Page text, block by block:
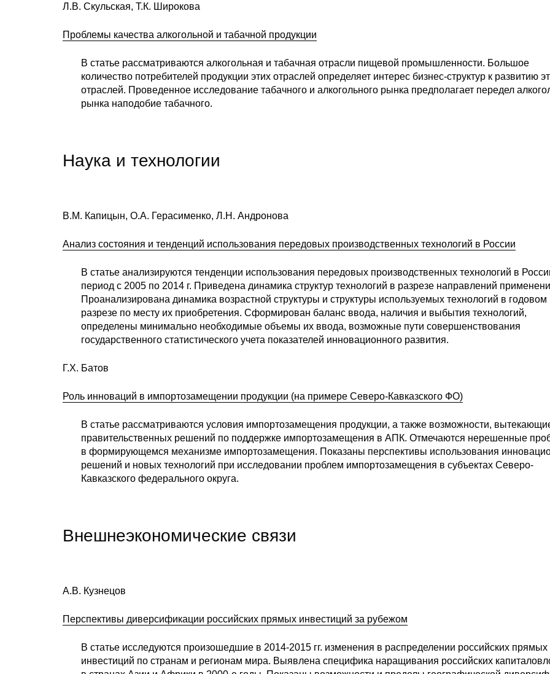
Л.В. Скульская, Т.К. Широкова
Проблемы качества алкогольной и табачной продукции
В статье рассматриваются алкогольная и табачная отрасли пищевой промышленности. Большое
количество потребителей продукции этих отраслей определяет интерес бизнес-структур к развитию
отраслей. Проведенное исследование табачного и алкогольного рынка предполагает передел
рынка наподобие табачного.
Наука и технологии
В.М. Капицын, О.А. Герасименко, Л.Н. Андронова
Анализ состояния и тенденций использования передовых производственных технологий в России
В статье анализируются тенденции использования передовых производственных технологий в
период с 2005 по 2014 г. Приведена динамика структур технологий в разрезе направлений
Проанализирована динамика возрастной структуры и структуры используемых технологий в годовом
разрезе по месту их приобретения. Сформирован баланс ввода, наличия и выбытия технологий,
определены минимально необходимые объемы их ввода, возможные пути совершенствования
государственного статистического учета показателей инновационного развития.
Г.Х. Батов
Роль инноваций в импортозамещении продукции (на примере Северо-Кавказского ФО)
В статье рассматриваются условия импортозамещения продукции, а также возможности,
правительственных решений по поддержке импортозамещения в АПК. Отмечаются нерешенные
в формирующемся механизме импортозамещения. Показаны перспективы использования
решений и новых технологий при исследовании проблем импортозамещения в субъектах Северо-
Кавказского федерального округа.
Внешнеэкономические связи
А.В. Кузнецов
Перспективы диверсификации российских прямых инвестиций за рубежом
В статье исследуются произошедшие в 2014-2015 гг. изменения в распределении российских прямых
инвестиций по странам и регионам мира. Выявлена специфика наращивания российских